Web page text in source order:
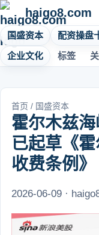
haigo8.com
国盛资本 配资操盘
企业文化
标签
首页 / 国盛资本
霍尔木兹
已起草《
收费条例》
2026-06-09 ·